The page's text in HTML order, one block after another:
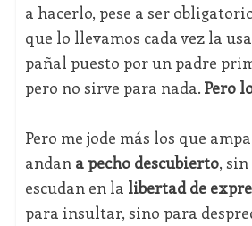
a hacerlo, pese a ser
que lo llevamos cada vez la
pañal puesto por un padre
pero no sirve para nada. Pero
Pero me jode más los que
andan a pecho descubierto,
escudan en la libertad de
para insultar, sino para